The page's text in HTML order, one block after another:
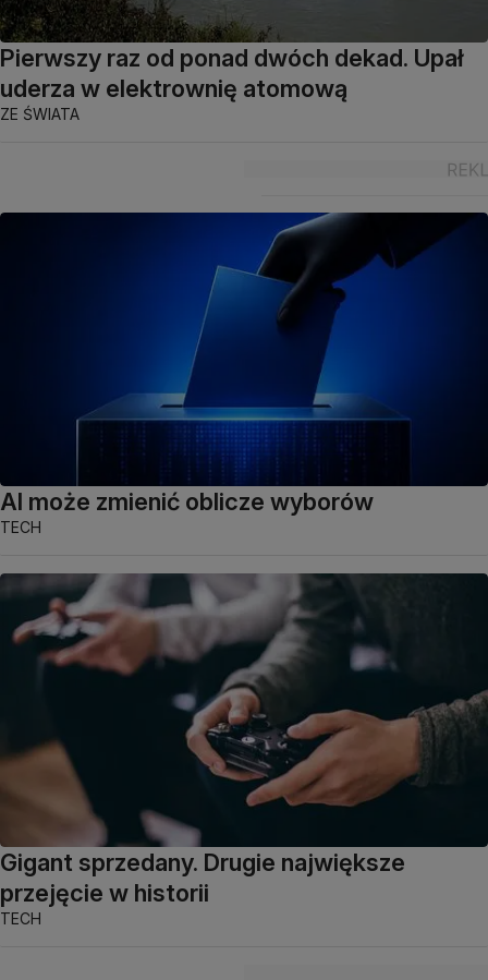
Pierwszy raz od ponad dwóch dekad. Upał
uderza w elektrownię atomową
ZE ŚWIATA
AI może zmienić oblicze wyborów
TECH
Gigant sprzedany. Drugie największe
przejęcie w historii
TECH